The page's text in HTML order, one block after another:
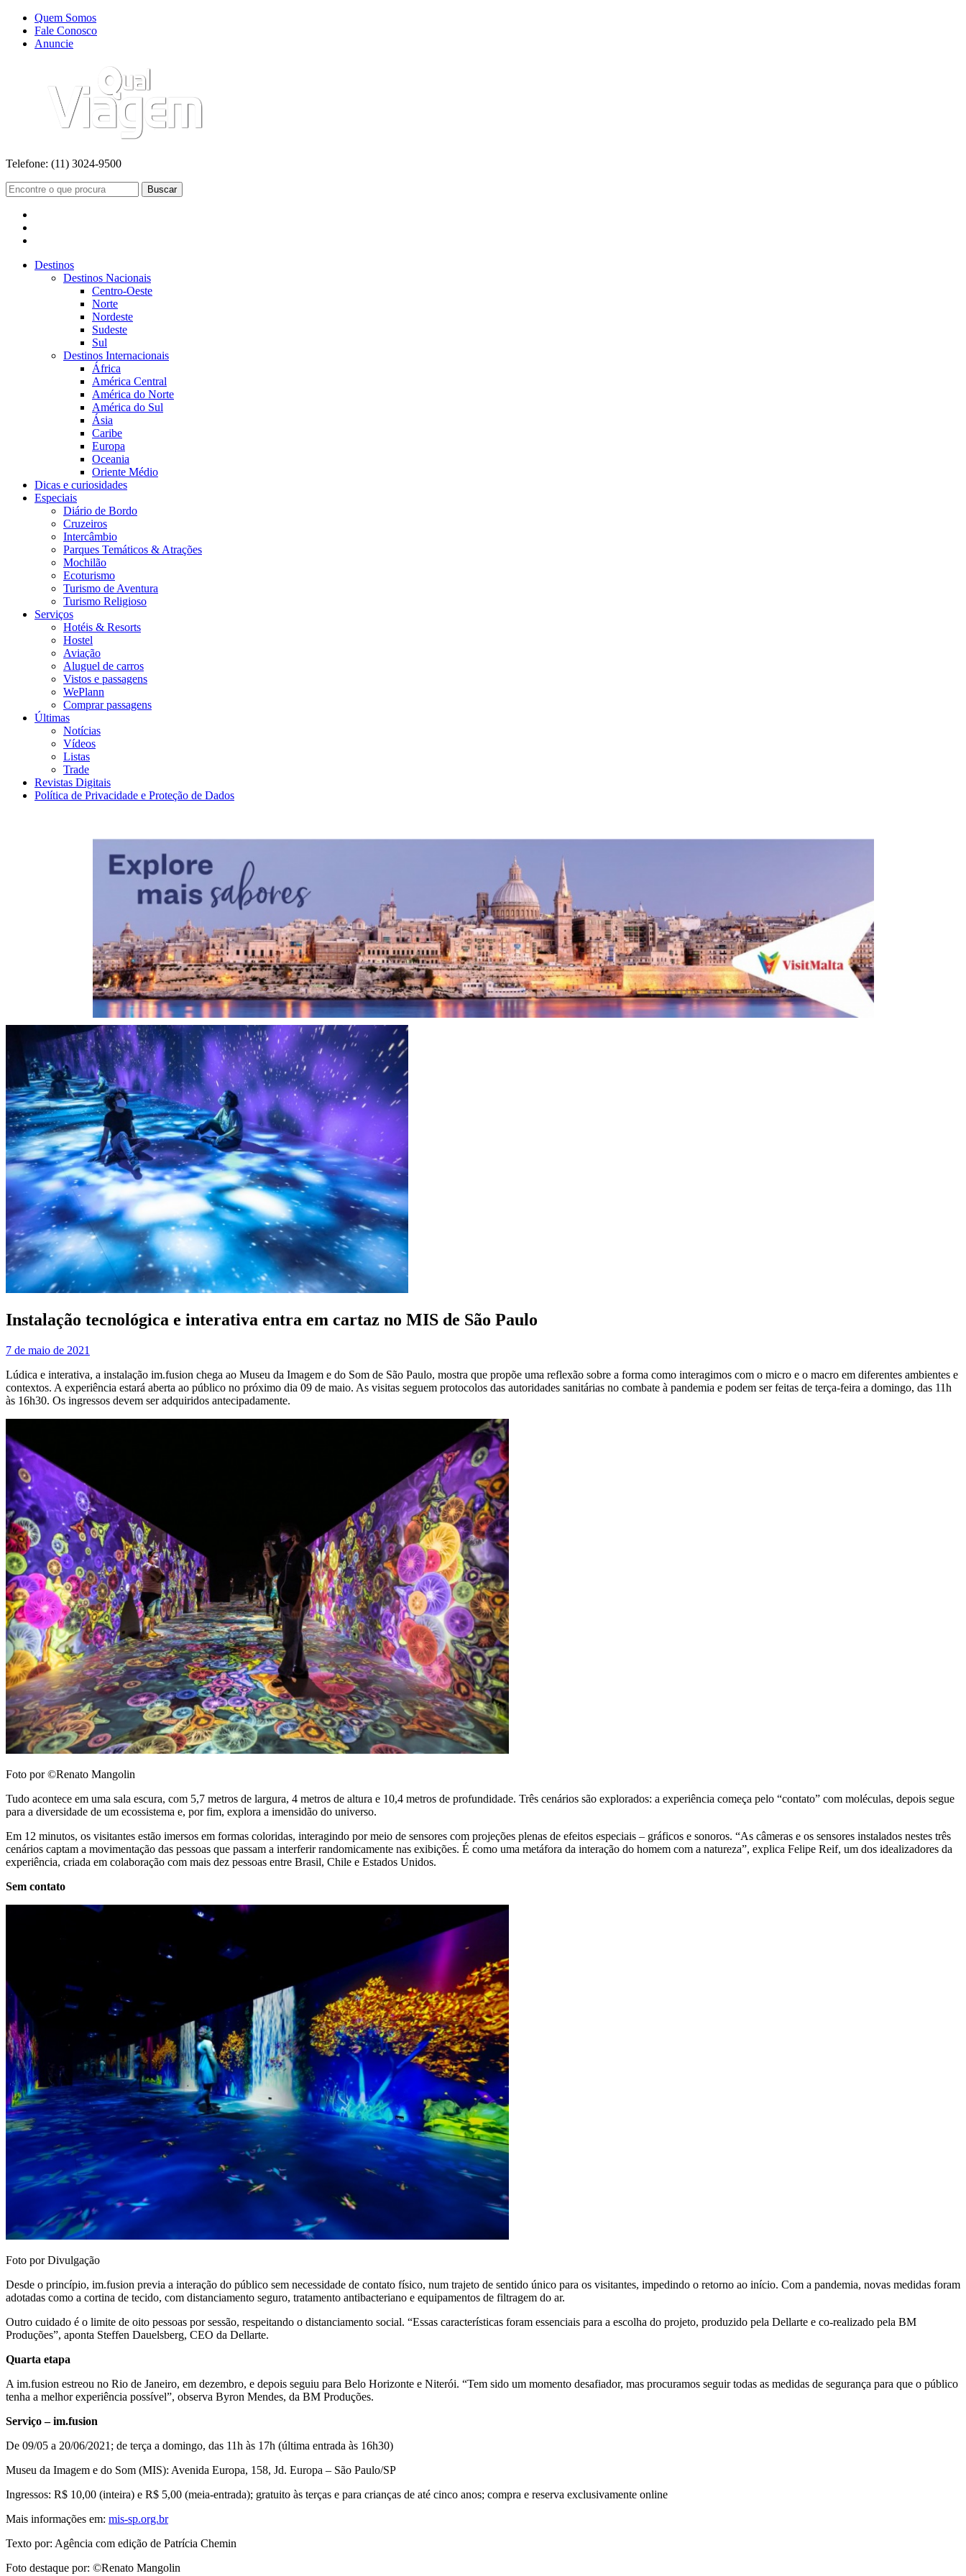
Quem Somos
Fale Conosco
Anuncie
Telefone: (11) 3024-9500
Buscar
Destinos
Destinos Nacionais
Centro-Oeste
Norte
Nordeste
Sudeste
Sul
Destinos Internacionais
África
América Central
América do Norte
América do Sul
Ásia
Caribe
Europa
Oceania
Oriente Médio
Dicas e curiosidades
Especiais
Diário de Bordo
Cruzeiros
Intercâmbio
Parques Temáticos & Atrações
Mochilão
Ecoturismo
Turismo de Aventura
Turismo Religioso
Serviços
Hotéis & Resorts
Hostel
Aviação
Aluguel de carros
Vistos e passagens
WePlann
Comprar passagens
Últimas
Notícias
Vídeos
Listas
Trade
Revistas Digitais
Política de Privacidade e Proteção de Dados
Instalação tecnológica e interativa entra em cartaz no MIS de São Paulo
7 de maio de 2021
Lúdica e interativa, a instalação im.fusion chega ao Museu da Imagem e do Som de São Paulo, mostra que propõe uma reflexão sobre a forma como interagimos com o micro e o macro em diferentes ambientes e
contextos. A experiência estará aberta ao público no próximo dia 09 de maio. As visitas seguem protocolos das autoridades sanitárias no combate à pandemia e podem ser feitas de terça-feira a domingo, das 11h
às 16h30. Os ingressos devem ser adquiridos antecipadamente.
Foto por ©Renato Mangolin
Tudo acontece em uma sala escura, com 5,7 metros de largura, 4 metros de altura e 10,4 metros de profundidade. Três cenários são explorados: a experiência começa pelo “contato” com moléculas, depois segue
para a diversidade de um ecossistema e, por fim, explora a imensidão do universo.
Em 12 minutos, os visitantes estão imersos em formas coloridas, interagindo por meio de sensores com projeções plenas de efeitos especiais – gráficos e sonoros. “As câmeras e os sensores instalados nestes três
cenários captam a movimentação das pessoas que passam a interferir randomicamente nas exibições. É como uma metáfora da interação do homem com a natureza”, explica Felipe Reif, um dos idealizadores da
experiência, criada em colaboração com mais dez pessoas entre Brasil, Chile e Estados Unidos.
Sem contato
Foto por Divulgação
Desde o princípio, im.fusion previa a interação do público sem necessidade de contato físico, num trajeto de sentido único para os visitantes, impedindo o retorno ao início. Com a pandemia, novas medidas foram
adotadas como a cortina de tecido, com distanciamento seguro, tratamento antibacteriano e equipamentos de filtragem do ar.
Outro cuidado é o limite de oito pessoas por sessão, respeitando o distanciamento social. “Essas características foram essenciais para a escolha do projeto, produzido pela Dellarte e co-realizado pela BM
Produções”, aponta Steffen Dauelsberg, CEO da Dellarte.
Quarta etapa
A im.fusion estreou no Rio de Janeiro, em dezembro, e depois seguiu para Belo Horizonte e Niterói. “Tem sido um momento desafiador, mas procuramos seguir todas as medidas de segurança para que o público
tenha a melhor experiência possível”, observa Byron Mendes, da BM Produções.
Serviço – im.fusion
De 09/05 a 20/06/2021; de terça a domingo, das 11h às 17h (última entrada às 16h30)
Museu da Imagem e do Som (MIS): Avenida Europa, 158, Jd. Europa – São Paulo/SP
Ingressos: R$ 10,00 (inteira) e R$ 5,00 (meia-entrada); gratuito às terças e para crianças de até cinco anos; compra e reserva exclusivamente online
Mais informações em: mis-sp.org.br
Texto por: Agência com edição de Patrícia Chemin
Foto destaque por: ©Renato Mangolin